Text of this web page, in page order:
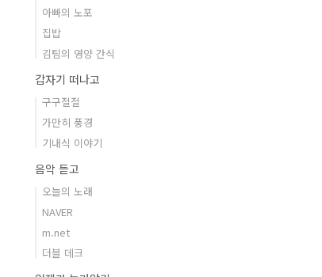
아빠의 노포
집밥
김팀의 영양 간식
갑자기 떠나고
구구절절
가만히 풍경
기내식 이야기
음악 듣고
오늘의 노래
NAVER
m.net
더블 데크